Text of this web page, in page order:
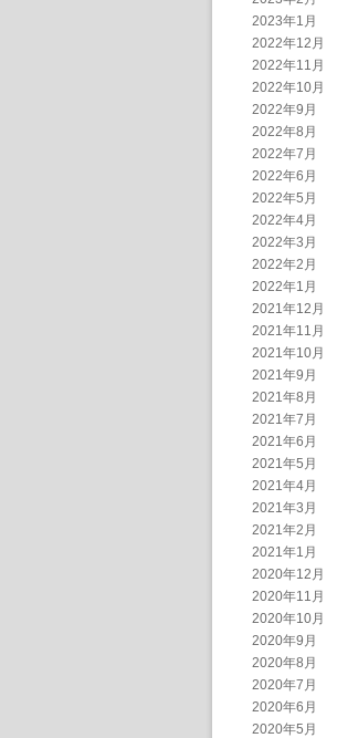
2023年1月
2022年12月
2022年11月
2022年10月
2022年9月
2022年8月
2022年7月
2022年6月
2022年5月
2022年4月
2022年3月
2022年2月
2022年1月
2021年12月
2021年11月
2021年10月
2021年9月
2021年8月
2021年7月
2021年6月
2021年5月
2021年4月
2021年3月
2021年2月
2021年1月
2020年12月
2020年11月
2020年10月
2020年9月
2020年8月
2020年7月
2020年6月
2020年5月